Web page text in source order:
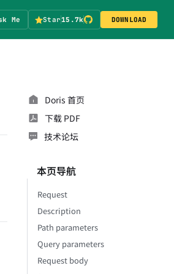
Me Star15.7k DOWNLOAD
Doris 首页
下载 PDF
技术论坛
本页导航
Request
Description
Path parameters
Query parameters
Request body